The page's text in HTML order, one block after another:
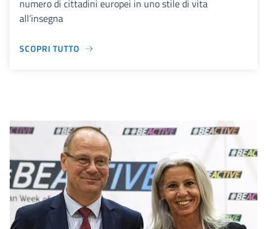
numero di cittadini europei in uno stile di vita
all’insegna
SCOPRI TUTTO